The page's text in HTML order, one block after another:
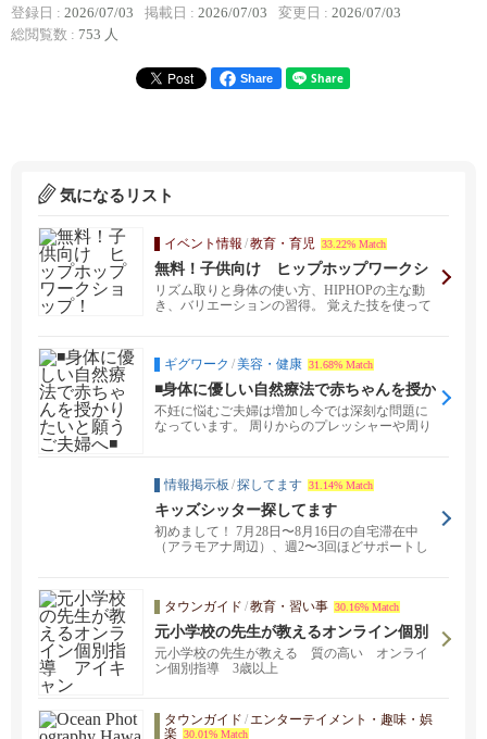
登録日 : 2026/07/03 掲載日 : 2026/07/03 変更日 : 2026/07/03
総閲覧数 : 753 人
Share
気になるリスト
イベント情報 /教育・育児 33.22% Match
無料！子供向け ヒップホップワークシ
ョップ！
リズム取りと身体の使い方、HIPHOPの主な動
き、バリエーションの習得。 覚えた技を使って
ギグワーク /美容・健康 31.68% Match
◾️身体に優しい自然療法で赤ちゃんを授か
りたいと願うご夫婦へ◾️
不妊に悩むご夫婦は増加し今では深刻な問題に
なっています。 周りからのプレッシャーや周り
情報掲示板 /探してます 31.14% Match
キッズシッター探してます
初めまして！ 7月28日〜8月16日の自宅滞在中
（アラモアナ周辺）、週2〜3回ほどサポートし
タウンガイド /教育・習い事 30.16% Match
元小学校の先生が教えるオンライン個別
指導 アイキャン
元小学校の先生が教える 質の高い オンライ
ン個別指導 3歳以上
タウンガイド /エンターテイメント・趣味・娯
楽 30.01% Match